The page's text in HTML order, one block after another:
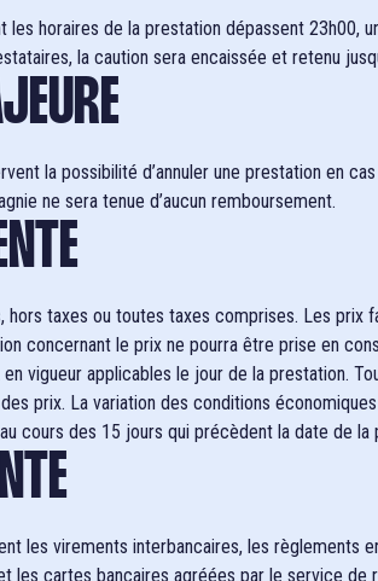
les horaires de la prestation dépassent 23h00,
la caution sera encaissée et retenu
la possibilité d’annuler une prestation en
ne sera tenue d’aucun remboursement.
hors taxes ou toutes taxes comprises. Les prix
concernant le prix ne pourra être prise en
vigueur applicables le jour de la prestation.
prix. La variation des conditions
cours des 15 jours qui précèdent la date de
les virements interbancaires, les règlements
les cartes bancaires agréées par le service